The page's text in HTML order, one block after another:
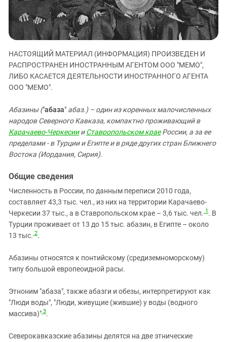
ЗАСТАВЛЯЕТ
КАВКАЗ ЗА ПАЛЕСТИНУ
ИНАКОМЫСЛИЕ В ЧЕЧНЕ
ПРЕСЛЕДОВАНИЕ АКТИВИСТОВ
МОБИЛИЗАЦИЯ И ПРОТЕСТЫ
Дагестан
Ингушетия
Кабардино-Балкария
Калмыкия
Краснодарский край
Российская Федерация
Ростовская область
Северная Осетия - Алания
Ставропольский край
Южная Осетия
Южный Кавказ
НАСТОЯЩИЙ МАТЕРИАЛ (ИНФОРМАЦИЯ) ПРОИЗВЕДЕН И
РАСПРОСТРАНЕН ИНОСТРАННЫМ АГЕНТОМ ООО "МЕМО",
ЛИБО КАСАЕТСЯ ДЕЯТЕЛЬНОСТИ ИНОСТРАННОГО АГЕНТА
ООО "МЕМО".
Абазины ("абаза" абаз.) – один из коренных малочисленных
народов Северного Кавказа, компактно проживающий в
Карачаево-ЧеркесиииСтавропольском краеРоссии, а за ее
пределами - в Турции и Египте и в ряде других стран Ближнего
Востока (Иордания, Сирия).
Общие сведения
Численность в России, по данным переписи 2010 года,
составляет 43,3 тыс. чел., из них на территории Карачаево-
Черкесии 37 тыс., а в Ставропольском крае – 3,6 тыс. чел. 1 . В
Турции проживает от 13 до 15 тыс. абазин, в Египте – около
13 тыс. 2.
Абазины относятся к понтийскому (средиземноморскому)
типу большой европеоидной расы.
Этноним "абаза", также абазги и обезы, интерпретируют как
"Люди воды", "Люди, живущие (жившие) у воды (водного
массива)" 3.
Северокавказские абазины делятся на две этнические